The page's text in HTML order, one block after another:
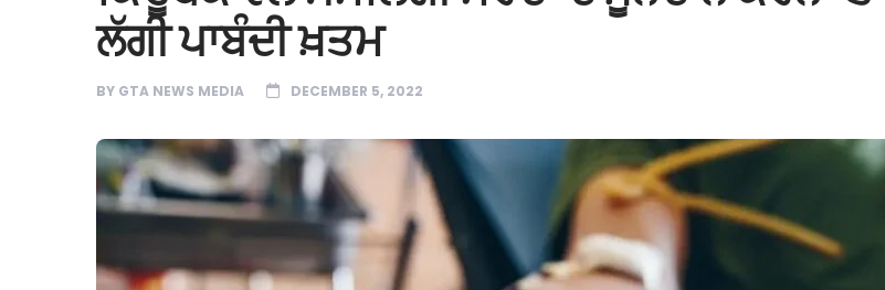
ਲੱਗੀ ਪਾਬੰਦੀ ਖ਼ਤਮ
BY GTA NEWS MEDIA DECEMBER 5, 2022